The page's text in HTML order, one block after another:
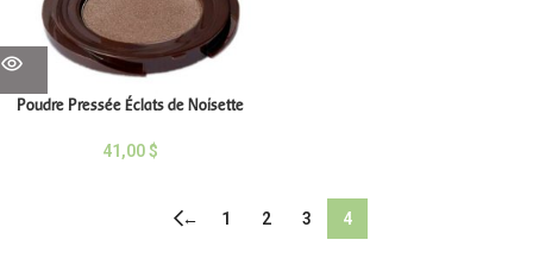
Poudre Pressée Éclats de Noisette
41,00$
← 1 2 3 4